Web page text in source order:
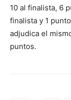
10 al finalista, 6
finalista y 1
adjudica el
puntos.